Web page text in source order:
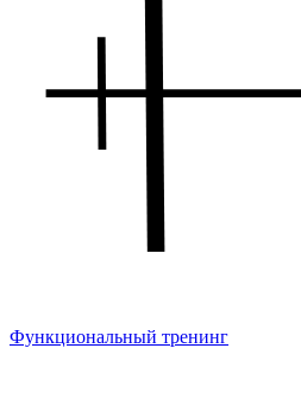
Функциональный тренинг